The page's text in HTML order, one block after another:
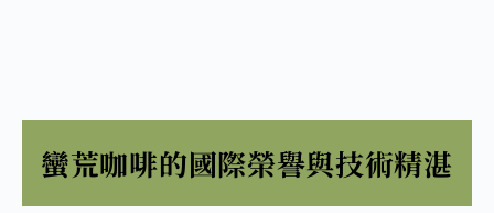
蠻荒咖啡的國際榮譽與技術精湛